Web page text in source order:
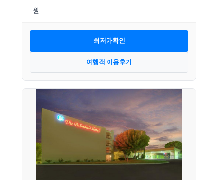
최저가확인
여행객 이용후기